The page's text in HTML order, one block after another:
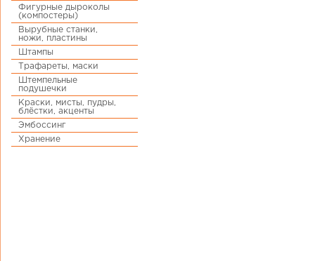
Фигурные дыроколы
(компостеры)
Вырубные станки,
ножи, пластины
Штампы
Трафареты, маски
Штемпельные
подушечки
Краски, мисты, пудры,
блёстки, акценты
Эмбоссинг
Хранение